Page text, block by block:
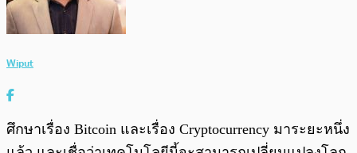
Wiput
ศึกษาเรื่อง Bitcoin และเรื่อง Cryptocurrency มาระยะหนึ่ง